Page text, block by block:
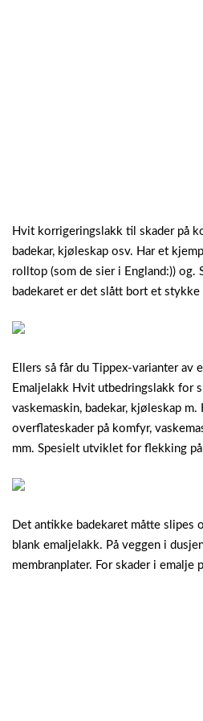
Hvit korrigeringslakk til skader på
badekar, kjøleskap osv. Har et
rolltop (som de sier i England:)) og.
badekaret er det slått bort et stykke
Ellers så får du Tippex-varianter av
Emaljelakk Hvit utbedringslakk for
vaskemaskin, badekar, kjøleskap
overflateskader på komfyr,
mm. Spesielt utviklet for flekking
Det antikke badekaret måtte slipes
blank emaljelakk. På veggen i
membranplater. For skader i emalje